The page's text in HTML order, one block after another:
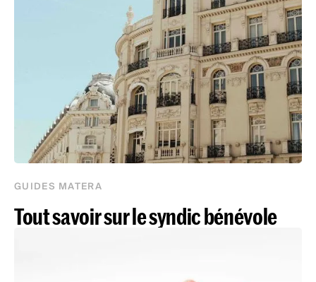
GUIDES MATERA
Tout savoir sur le syndic bénévole